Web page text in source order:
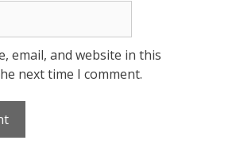
email, and website in this
next time I comment.